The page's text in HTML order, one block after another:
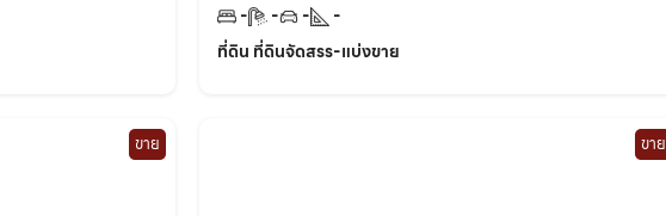
- - -
-
ที่ดิน ที่ดินจัดสรร-แบ่งขาย
ขาย ขาย